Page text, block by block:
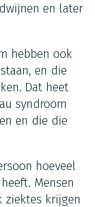
en later
hebben ook
en die
Dat heet
syndroom
en die die
hoeveel
Mensen
ziektes krijgen